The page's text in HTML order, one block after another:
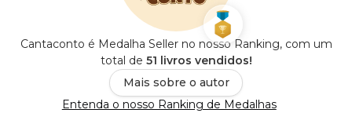
Cantaconto é Medalha Seller no nosso Ranking, com um
total de 51 livros vendidos!
Mais sobre o autor
Entenda o nosso Ranking de Medalhas